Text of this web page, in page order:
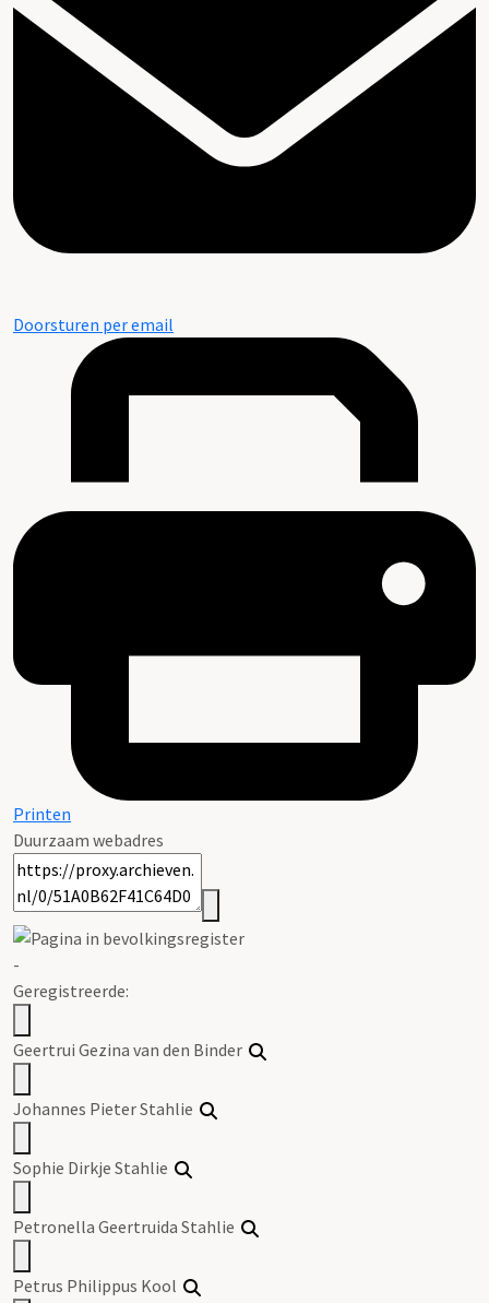
Doorsturen per email
Printen
Duurzaam webadres
-
Geregistreerde:
Geertrui Gezina van den Binder
Johannes Pieter Stahlie
Sophie Dirkje Stahlie
Petronella Geertruida Stahlie
Petrus Philippus Kool